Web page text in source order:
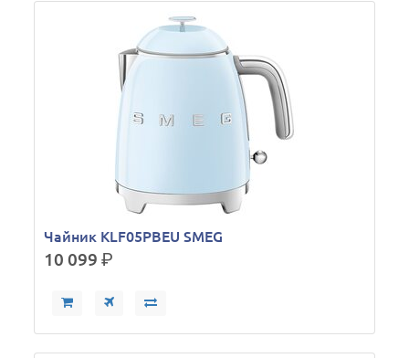
Чайник KLF05PBEU SMEG
10 099р.